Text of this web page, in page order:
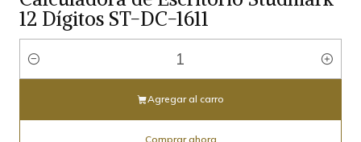
12 Dígitos ST-DC-1611
Cantidad
Agregar al carro
Comprar ahora